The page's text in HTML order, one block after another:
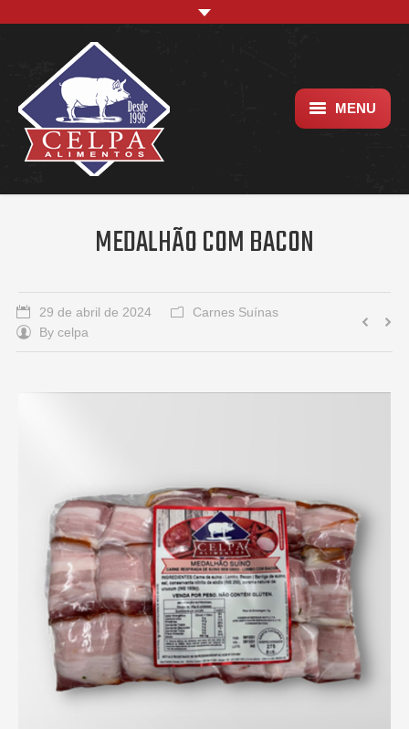
MENU
Empresa
Trabalhe conosco
Localização
MEDALHÃO COM BACON
29 de abril de 2024
Carnes Suínas
By celpa